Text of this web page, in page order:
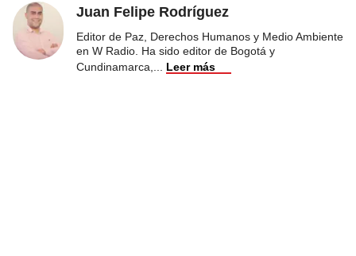
Juan Felipe Rodríguez
Editor de Paz, Derechos Humanos y Medio Ambiente
en W Radio. Ha sido editor de Bogotá y
Cundinamarca,
Leer más